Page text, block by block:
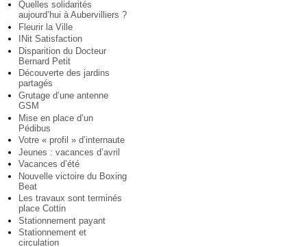
Quelles solidarités
aujourd’hui à Aubervilliers ?
Fleurir la Ville
INit Satisfaction
Disparition du Docteur
Bernard Petit
Découverte des jardins
partagés
Grutage d’une antenne
GSM
Mise en place d’un
Pédibus
Votre « profil » d’internaute
Jeunes : vacances d’avril
Vacances d’été
Nouvelle victoire du Boxing
Beat
Les travaux sont terminés
place Cottin
Stationnement payant
Stationnement et
circulation